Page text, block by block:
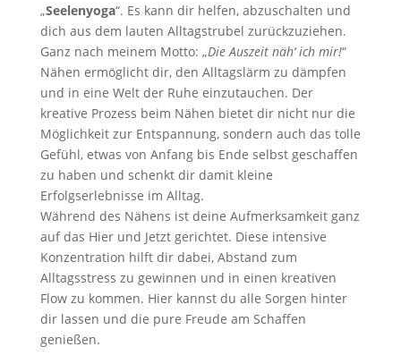
„Seelenyoga“. Es kann dir helfen, abzuschalten und
dich aus dem lauten Alltagstrubel zurückzuziehen.
Ganz nach meinem Motto: „Die Auszeit näh‘ ich mir!“
Nähen ermöglicht dir, den Alltagslärm zu dämpfen
und in eine Welt der Ruhe einzutauchen. Der
kreative Prozess beim Nähen bietet dir nicht nur die
Möglichkeit zur Entspannung, sondern auch das tolle
Gefühl, etwas von Anfang bis Ende selbst geschaffen
zu haben und schenkt dir damit kleine
Erfolgserlebnisse im Alltag.
Während des Nähens ist deine Aufmerksamkeit ganz
auf das Hier und Jetzt gerichtet. Diese intensive
Konzentration hilft dir dabei, Abstand zum
Alltagsstress zu gewinnen und in einen kreativen
Flow zu kommen. Hier kannst du alle Sorgen hinter
dir lassen und die pure Freude am Schaffen
genießen.